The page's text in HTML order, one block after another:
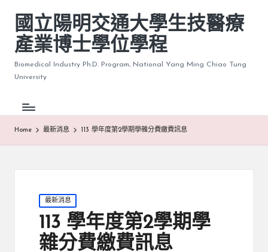
國立陽明交通大學生技醫療
產業博士學位學程
Biomedical Industry Ph.D. Program, National Yang Ming Chiao Tung
University
Home 最新消息 113 學年度第2學期學雜分費繳費訊息
Posted
最新消息
113 學年度第2學期學
雜分費繳費訊息